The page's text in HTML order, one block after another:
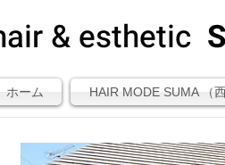
& esthetic
ホーム HAIR MODE SUMA （